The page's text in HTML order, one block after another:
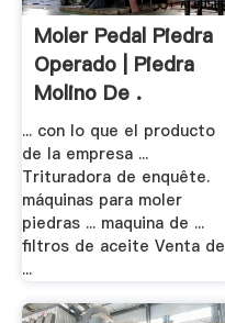
Moler Pedal Piedra
Operado | Piedra
Molino De .
... con lo que el producto
de la empresa ...
Trituradora de enquête.
máquinas para moler
piedras ... maquina de ...
filtros de aceite Venta de
...